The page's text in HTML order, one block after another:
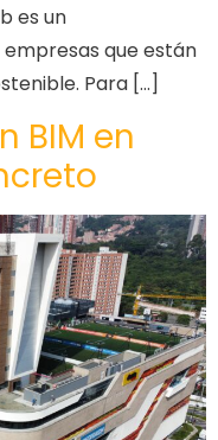
es un
que están
Para […]
BIM en